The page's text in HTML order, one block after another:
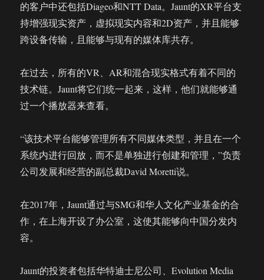
的客户中还包括Diageo和NTT Data。Jaunt的XR平台支
持增强现实资产，虚拟现实内容和2D资产，并且能够
跨设备传输，且能够与现有的媒体库共存。
在过去，所有的VR、AR和混合现实格式有着不同的
技术链。Jaunt将它们统一起来，这样，他们就能够通
过一个播放器来查看。
“该技术平台能够管理所有不同媒体类型，并且在一个
系统内进行回放，而不是单独进行创建和管理，”负责
公司发展和经营的副总裁David Moretti说。
在2017年，Jaunt通过与SMG和华人文化产业基金的合
作，在上海开设了办公室，这使其能够向中国分发内
容。
Jaunt的投资者包括华特迪士尼公司、Evolution Media